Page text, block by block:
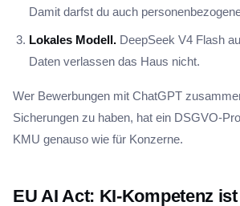
Damit darfst du auch
Lokales Modell. DeepSeek V4 Flash
Daten verlassen das Haus nicht.
Wer Bewerbungen mit ChatGPT
Sicherungen zu haben, hat ein DSGVO-
KMU genauso wie für Konzerne.
EU AI Act: KI-Kompetenz